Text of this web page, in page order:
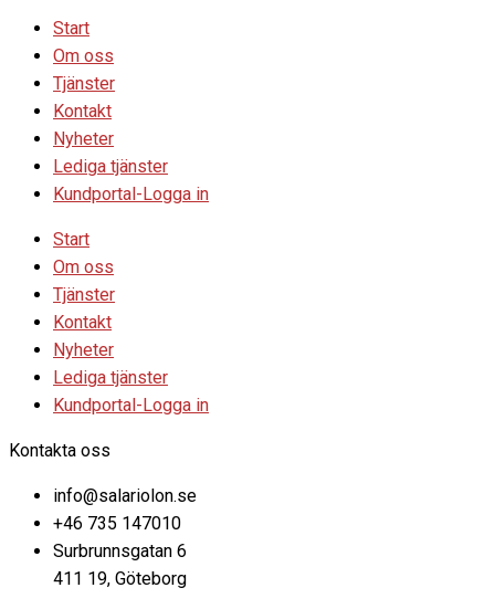
Start
Om oss
Tjänster
Kontakt
Nyheter
Lediga tjänster
Kundportal-Logga in
Start
Om oss
Tjänster
Kontakt
Nyheter
Lediga tjänster
Kundportal-Logga in
Kontakta oss
info@salariolon.se
+46 735 147010
Surbrunnsgatan 6
411 19, Göteborg